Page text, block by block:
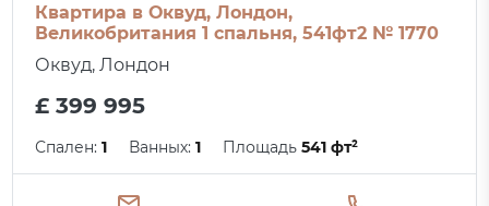
Квартира в Оквуд, Лондон,
Великобритания 1 спальня, 541фт2 № 1770
Оквуд, Лондон
£ 399 995
Спален:1 Ванных:1 Площадь541 фт²